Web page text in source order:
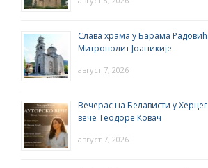
Слава храма у Барама
Митрополит Јоаникије
август 7, 2026
Вечерас на Белависти у
вече Теодоре Ковач
август 7, 2026